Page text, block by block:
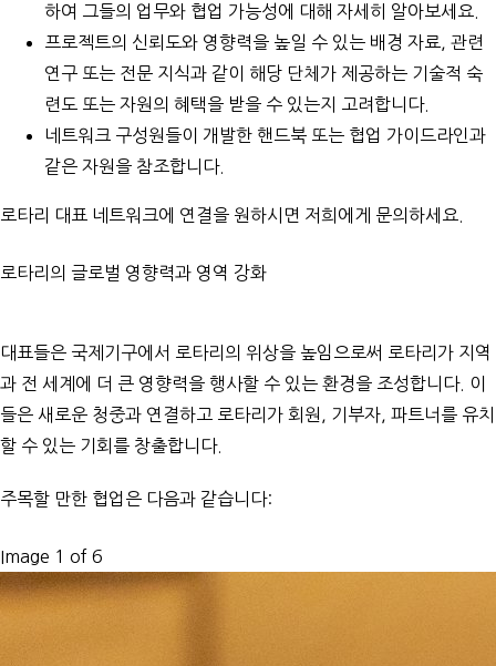
하여 그들의 업무와 협업 가능성에 대해 자세히 알아보세요.
프로젝트의 신뢰도와 영향력을 높일 수 있는 배경 자료, 관련
연구 또는 전문 지식과 같이 해당 단체가 제공하는 기술적 숙
련도 또는 자원의 혜택을 받을 수 있는지 고려합니다.
네트워크 구성원들이 개발한 핸드북 또는 협업 가이드라인과
같은 자원을 참조합니다.
로타리 대표 네트워크에 연결을 원하시면 저희에게 문의하세요.
로타리의 글로벌 영향력과 영역 강화
대표들은 국제기구에서 로타리의 위상을 높임으로써 로타리가 지역
과 전 세계에 더 큰 영향력을 행사할 수 있는 환경을 조성합니다. 이
들은 새로운 청중과 연결하고 로타리가 회원, 기부자, 파트너를 유치
할 수 있는 기회를 창출합니다.
주목할 만한 협업은 다음과 같습니다:
Image 1 of 6